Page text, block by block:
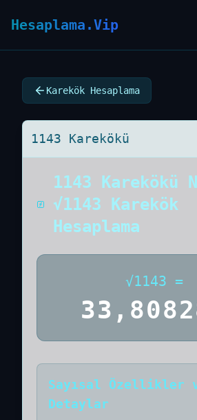
Hesaplama.Vip
Karekök Hesaplama
1143 Karekökü
1143 Karekökü
√1143 Karekök
Hesaplama
√1143 =
Sayısal Özellikler
Detaylar